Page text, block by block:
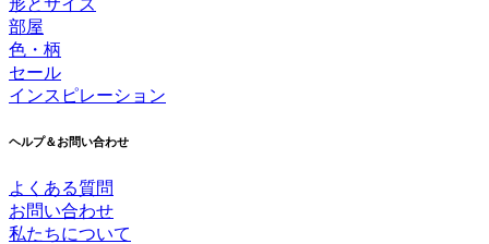
形とサイズ
部屋
色・柄
セール
インスピレーション
ヘルプ＆お問い合わせ
よくある質問
お問い合わせ
私たちについて